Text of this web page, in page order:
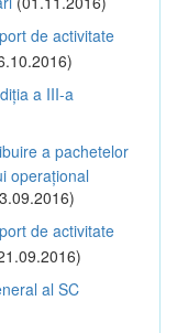
de activitate
a III-a
a pachetelor
operațional
de activitate
al SC